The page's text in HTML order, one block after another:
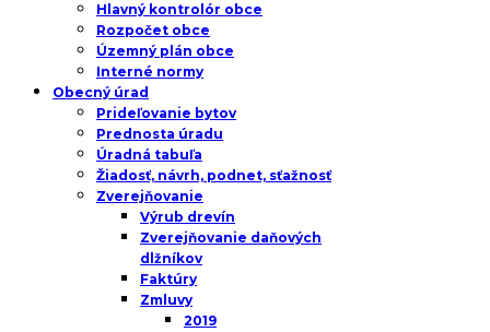
Hlavný kontrolór obce
Rozpočet obce
Územný plán obce
Interné normy
Obecný úrad
Prideľovanie bytov
Prednosta úradu
Úradná tabuľa
Žiadosť, návrh, podnet, sťažnosť
Zverejňovanie
Výrub drevín
Zverejňovanie daňových
dlžníkov
Faktúry
Zmluvy
2019